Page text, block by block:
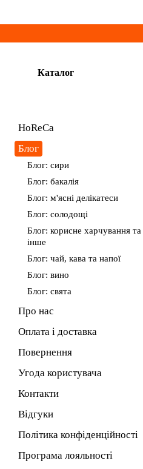
Каталог
HoReCa
Блог
Блог: сири
Блог: бакалія
Блог: м'ясні делікатеси
Блог: солодощі
Блог: корисне харчування та
інше
Блог: чай, кава та напої
Блог: вино
Блог: свята
Про нас
Оплата і доставка
Повернення
Угода користувача
Контакти
Відгуки
Політика конфіденційності
Програма лояльності